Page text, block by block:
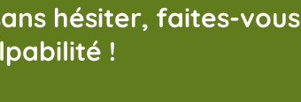
hésiter, faites-vous
!